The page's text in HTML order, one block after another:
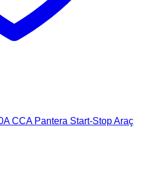
CCA Pantera Start-Stop Araç